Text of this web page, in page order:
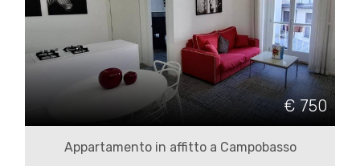
€ 750
Appartamento in affitto a Campobasso